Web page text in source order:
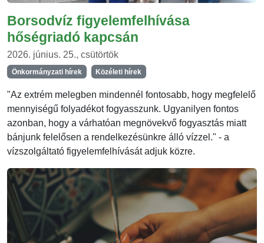
Borsodvíz figyelemfelhívása
hőségriadó kapcsán
2026. június. 25., csütörtök
Önkormányzati hírek Közéleti hírek
"Az extrém melegben mindennél fontosabb, hogy megfelelő
mennyiségű folyadékot fogyasszunk. Ugyanilyen fontos
azonban, hogy a várhatóan megnövekvő fogyasztás miatt
bánjunk felelősen a rendelkezésünkre álló vízzel." - a
vízszolgáltató figyelemfelhívását adjuk közre.